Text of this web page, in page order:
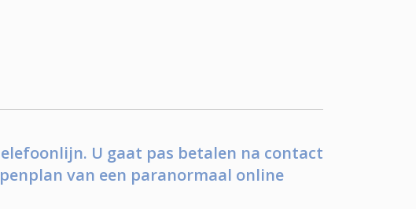
U gaat pas betalen na contact
van een paranormaal online